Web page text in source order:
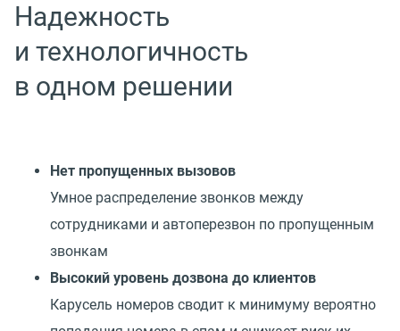
Надежность
и технологичность
в одном решении
Нет пропущенных вызовов
Умное распределение звонков между
сотрудниками и автоперезвон по пропущенным
звонкам
Высокий уровень дозвона до клиентов
Карусель номеров сводит к минимуму вероятно